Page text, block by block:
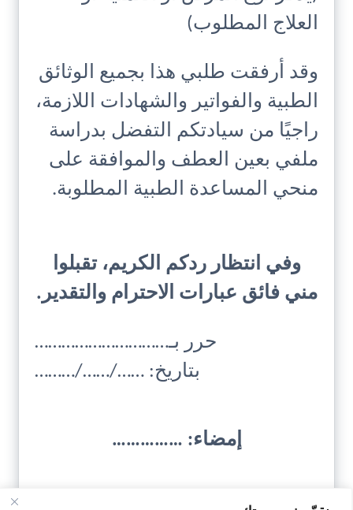
العلاج المطلوب)
وقد أرفقت طلبي هذا بجميع الوثائق
الطبية والفواتير والشهادات اللازمة،
راجيًا من سيادتكم التفضل بدراسة
ملفي بعين العطف والموافقة على
منحي المساعدة الطبية المطلوبة.
وفي انتظار ردكم الكريم، تقبلوا
مني فائق عبارات الاحترام والتقدير.
حرر بـ…………………………
بتاريخ: ……/……/………
إمضاء: ……………